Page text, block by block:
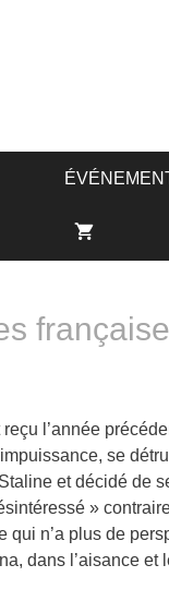
l’année
se
et décidé de
»
n’a plus de
dans l’aisance et